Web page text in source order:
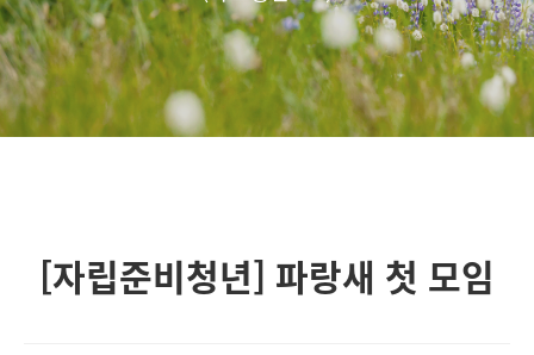
[자립준비청년] 파랑새 첫 모임